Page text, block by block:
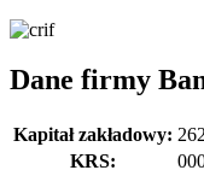
Dane firmy
Kapitał zakładowy:
KRS: